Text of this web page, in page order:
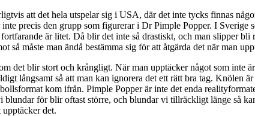
att det hela utspelar sig i USA, där det inte tycks finnas nå
precis den grupp som figurerar i Dr Pimple Popper. I Sverige
är litet. Då blir det inte så drastiskt, och man slipper bli
så måste man ändå bestämma sig för att åtgärda det när man
det blir stort och krångligt. När man upptäcker något som inte ä
ldigt långsamt så att man kan ignorera det ett rätt bra tag. Knölen är
kom ifrån. Pimple Popperär inte det enda
blundar för blir oftast större, och blundar vi tillräckligt länge så
upptäcker det.